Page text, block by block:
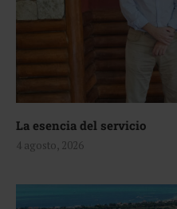
La esencia del servicio
4 agosto, 2026